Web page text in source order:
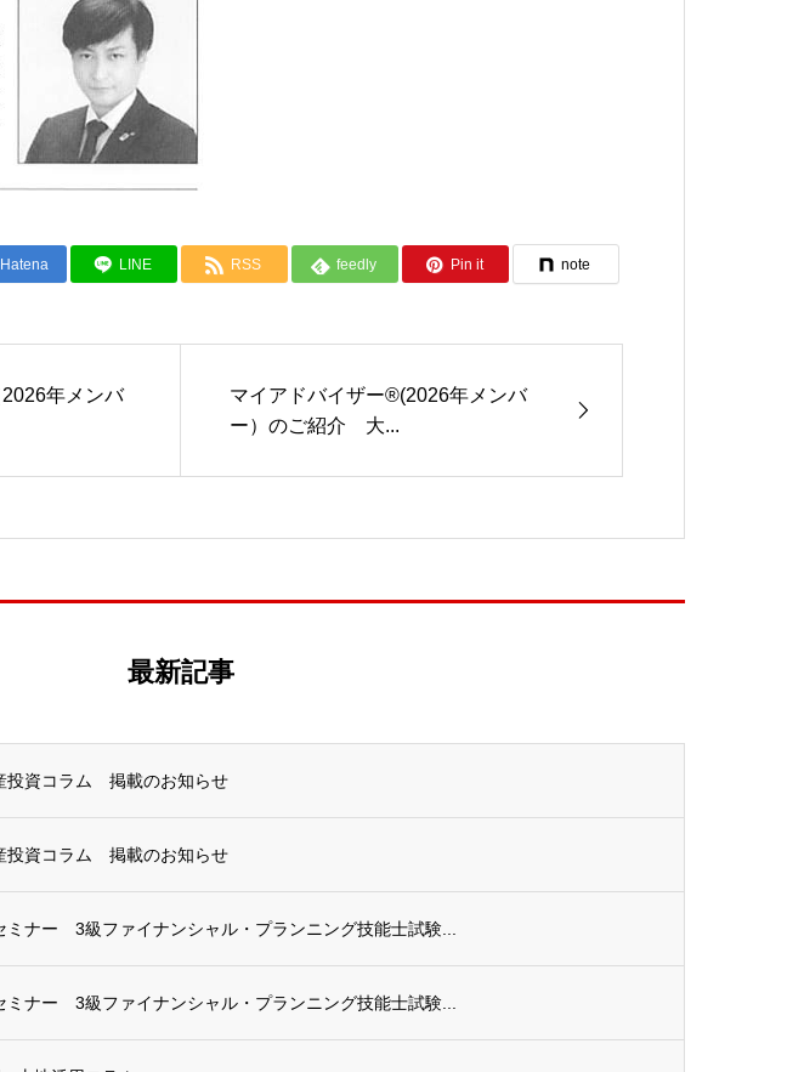
Hatena LINE RSS feedly Pin it note
年メンバ
マイアドバイザー®(2026年メンバ
ー）のご紹介 大...
最新記事
投資コラム 掲載のお知らせ
投資コラム 掲載のお知らせ
ミナー 3級ファイナンシャル・プランニング技能士試験...
ミナー 3級ファイナンシャル・プランニング技能士試験...